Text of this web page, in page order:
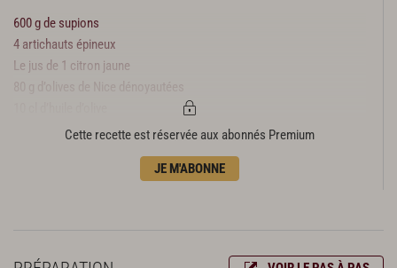
600 g de supions
4 artichauts épineux
Le jus de 1 citron jaune
80 g d’olives de Nice dénoyautées
2 cl de vinaigre balsamique
Cette recette est réservée aux abonnés Premium
JE M'ABONNE